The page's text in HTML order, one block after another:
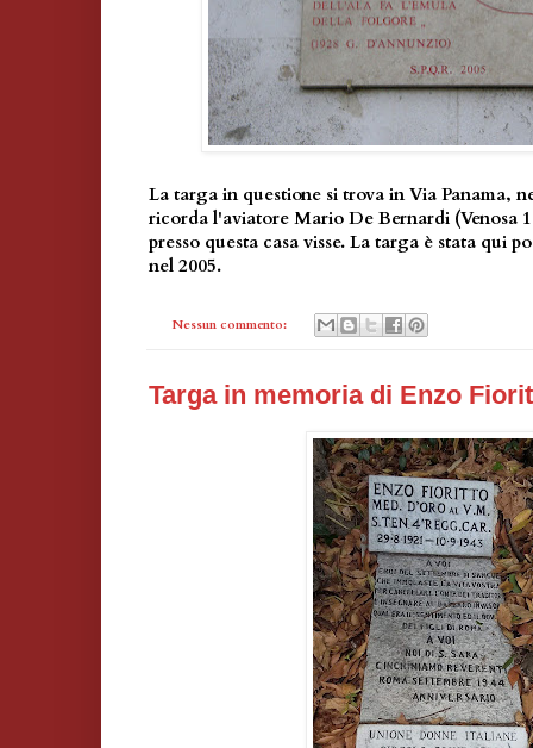
La targa in questione si trova in Via Panama,
ricorda l'aviatore Mario De Bernardi (Venosa
presso questa casa visse. La targa è stata qui
nel 2005.
Nessun commento:
Targa in memoria di Enzo